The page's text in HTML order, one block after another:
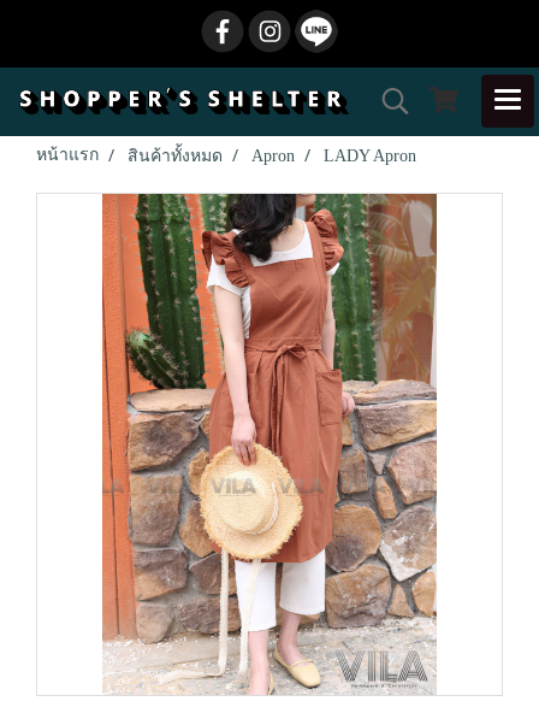
หน้าแรก สินค้าทั้งหมด Apron LADY Apron